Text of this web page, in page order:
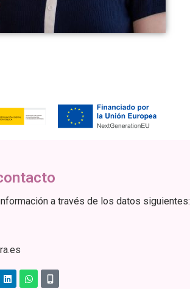
a través de los datos siguientes: